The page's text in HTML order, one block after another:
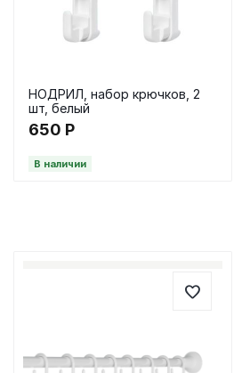
НОДРИЛ, набор крючков, 2
шт, белый
650 Р
В наличии